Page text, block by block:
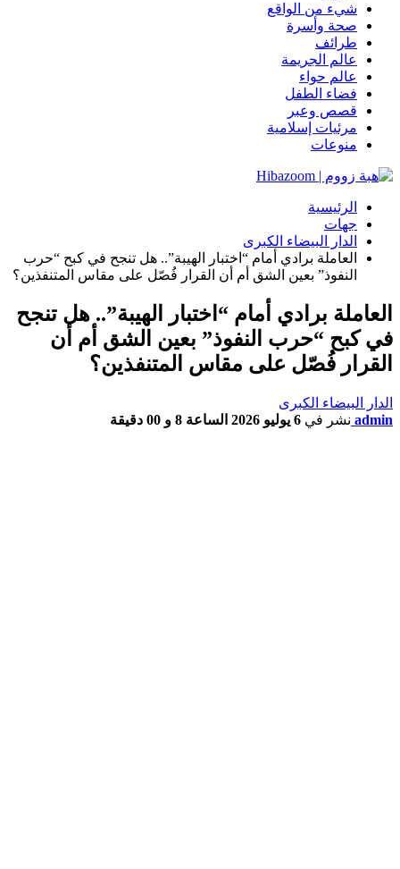
شيء من الواقع
صحة وأسرة
طرائف
عالم الجريمة
عالم حواء
فضاء الطفل
قصص وعبر
مرئيات إسلامية
منوعات
الرئيسية
جهات
الدار البيضاء الكبرى
العاملة برادي أمام “اختبار الهيبة”.. هل تنجح في كبح “حرب
النفوذ” بعين الشق أم أن القرار فُصّل على مقاس المتنفذين؟
العاملة برادي أمام “اختبار الهيبة”.. هل تنجح
في كبح “حرب النفوذ” بعين الشق أم أن
القرار فُصّل على مقاس المتنفذين؟
الدار البيضاء الكبرى
admin نشر في 6 يوليو 2026 الساعة 8 و 00 دقيقة